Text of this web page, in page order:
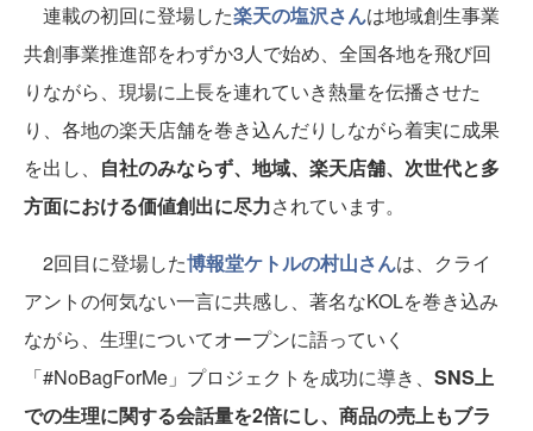
連載の初回に登場した楽天の塩沢さんは地域創生事業
共創事業推進部をわずか3人で始め、全国各地を飛び回
りながら、現場に上長を連れていき熱量を伝播させた
り、各地の楽天店舗を巻き込んだりしながら着実に成果
を出し、 自社のみならず、地域、楽天店舗、次世代と多
方面における価値創出に尽力されています。
2回目に登場した博報堂ケトルの村山さんは、クライ
アントの何気ない一言に共感し、著名なKOLを巻き込み
ながら、生理についてオープンに語っていく
「#NoBagForMe」プロジェクトを成功に導き、 SNS上
での生理に関する会話量を2倍にし、商品の売上もブラ